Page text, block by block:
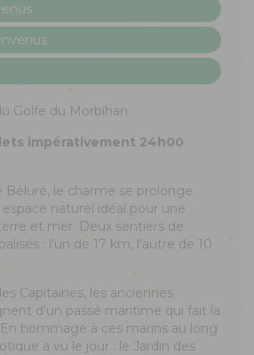
Golfe du Morbihan
impérativement 24h00
Béluré, le charme se prolonge.
naturel idéal pour une
et mer. Deux sentiers de
: l'un de 17 km, l'autre de 10
Capitaines, les anciennes
d'un passé maritime qui fait la
hommage à ces marins au long
a vu le jour : le Jardin des